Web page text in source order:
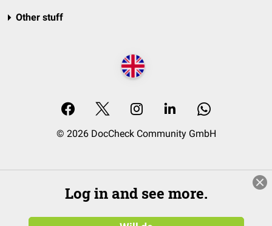
Other stuff
© 2026 DocCheck Community GmbH
Log in and see more.